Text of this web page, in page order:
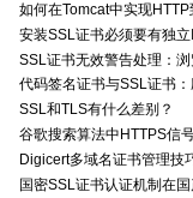
如何在Tomcat中实现
安装SSL证书必须要有独立
SSL证书无效警告处理：
代码签名证书与SSL证书
SSL和TLS有什么差别？
谷歌搜索算法中HTTPS信
Digicert多域名证书管理技
国密SSL证书认证机制在